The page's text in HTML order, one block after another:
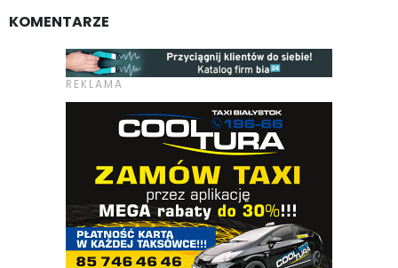
KOMENTARZE